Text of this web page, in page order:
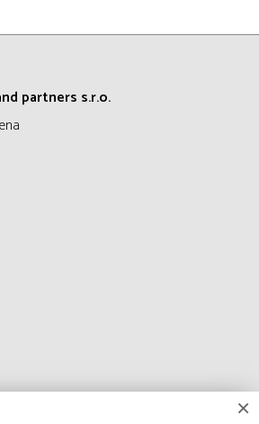
partners s.r.o.
×